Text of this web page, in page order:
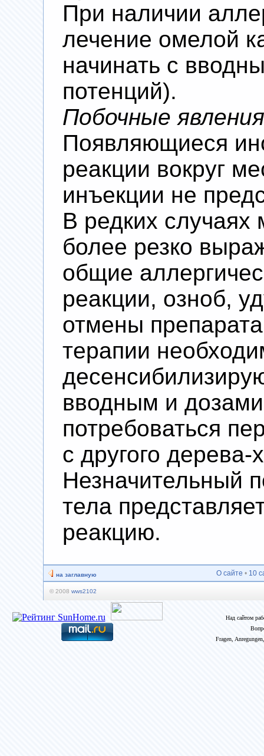
При наличии
лечение омелой
начинать с
потенций).
Побочные явления
Появляющиеся
реакции вокруг
инъекции не
В редких случаях
более резко
общие
реакции, озноб,
отмены
терапии
вводным и
потребоваться
с другого дерева-
Незначительный
тела
реакцию.
на заглавную О сайте • 10
© 2008 wws2102
Над сайтом
Fragen,